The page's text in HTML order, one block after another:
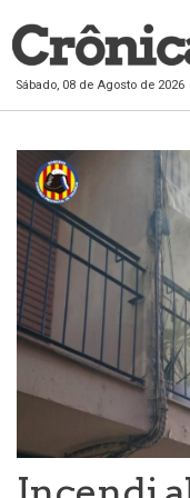
Sábado, 08 de Agosto de 2026